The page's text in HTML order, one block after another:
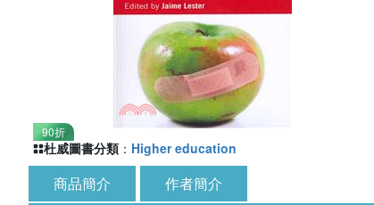
90折
杜威圖書分類 ： Higher education
商品簡介 作者簡介